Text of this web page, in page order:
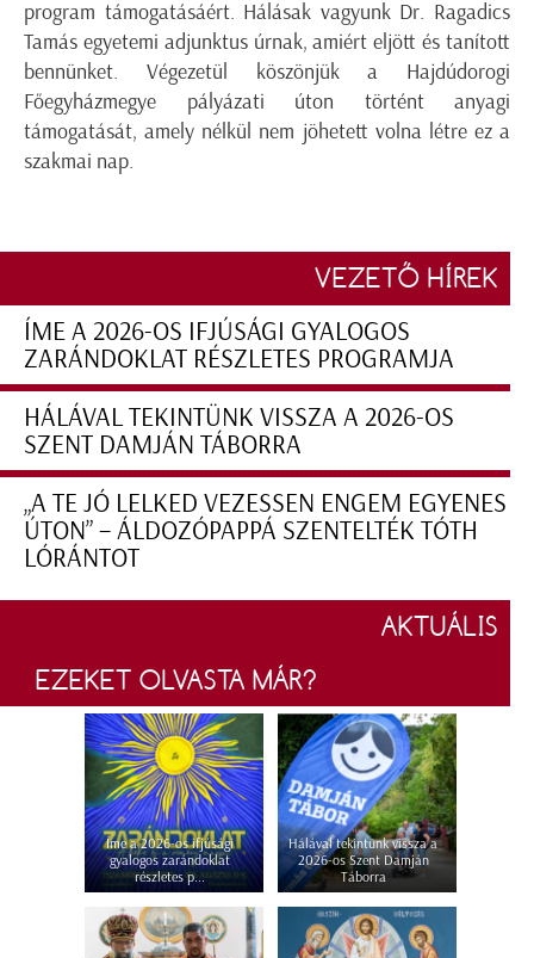
program támogatásáért. Hálásak vagyunk Dr. Ragadics
Tamás egyetemi adjunktus úrnak, amiért eljött és tanított
bennünket. Végezetül köszönjük a Hajdúdorogi
Főegyházmegye pályázati úton történt anyagi
támogatását, amely nélkül nem jöhetett volna létre ez a
szakmai nap.
VEZETŐ HÍREK
ÍME A 2026-OS IFJÚSÁGI GYALOGOS
ZARÁNDOKLAT RÉSZLETES PROGRAMJA
HÁLÁVAL TEKINTÜNK VISSZA A 2026-OS
SZENT DAMJÁN TÁBORRA
„A TE JÓ LELKED VEZESSEN ENGEM EGYENES
ÚTON” – ÁLDOZÓPAPPÁ SZENTELTÉK TÓTH
LÓRÁNTOT
AKTUÁLIS
EZEKET OLVASTA MÁR?
Íme a 2026-os ifjúsági
gyalogos zarándoklat
részletes p...
Hálával tekintünk vissza a
2026-os Szent Damján
Táborra